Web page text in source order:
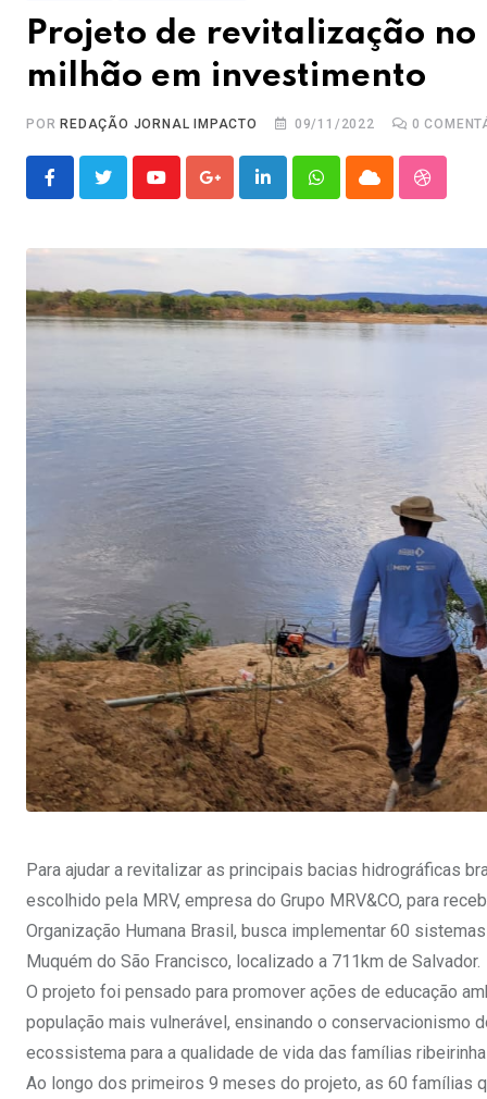
Projeto de revitalização no
milhão em investimento
POR REDAÇÃO JORNAL IMPACTO 09/11/2022 0
YoutubeGoogle+LinkedInWhatsappCloud
Para ajudar a revitalizar as principais bacias hidrográficas
escolhido pela MRV, empresa do Grupo MRV&CO, para
Organização Humana Brasil, busca implementar 60
Muquém do São Francisco, localizado a 711km de Salvador.
O projeto foi pensado para promover ações de educação
população mais vulnerável, ensinando o conservacionismo
ecossistema para a qualidade de vida das famílias
Ao longo dos primeiros 9 meses do projeto, as 60 famílias